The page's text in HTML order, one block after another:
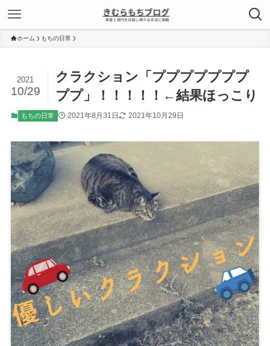
ホーム もちの日常
クラクション「プププププププ
ププ」！！！！！←結果ほっこり
2021
10/29
もちの日常 2021年8月31日 2021年10月29日